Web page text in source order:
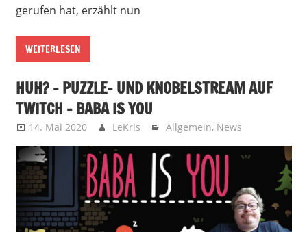
gerufen hat, erzählt nun
WEITERLESEN
HUH? – PUZZLE- UND KNOBELSTREAM AUF
TWITCH – BABA IS YOU
14. Mai 2020 LeKris Allgemein, News